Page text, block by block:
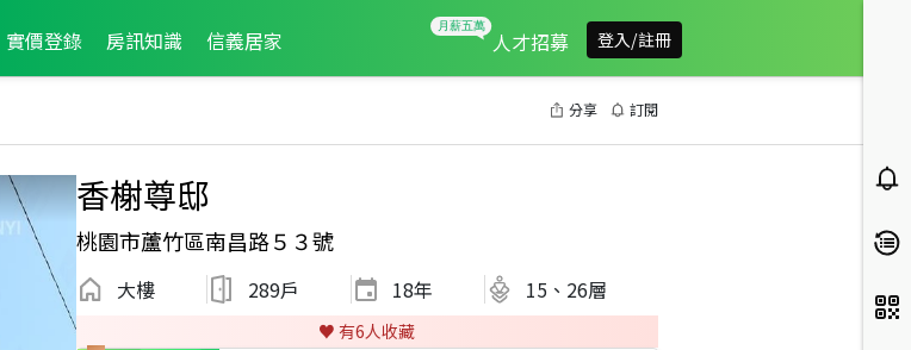
實價登錄 房訊知識 信義居家 人才招募 登入/註冊
分享 訂閱
香榭尊邸
桃園市蘆竹區南昌路５３號
大樓 289戶 18年 15、26層
♥️ 有6人收藏